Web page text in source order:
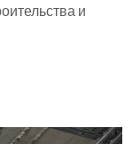
и